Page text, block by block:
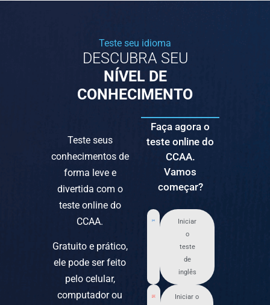
Teste seu idioma
DESCUBRA SEU
NÍVEL DE
CONHECIMENTO
Teste seus
conhecimentos de
forma leve e
divertida com o
teste online do
CCAA.
Gratuito e prático,
ele pode ser feito
pelo celular,
computador ou
Faça agora o
teste online do
CCAA.
Vamos
começar?
Iniciar
o
teste
de
inglês
Iniciar o